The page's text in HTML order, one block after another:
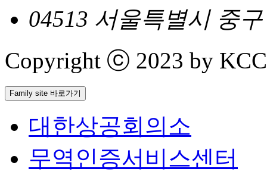
04513 서울특별시 중
Copyright ⓒ 2023 by
Family site 바로가기
대한상공회의소
무역인증서비스센터